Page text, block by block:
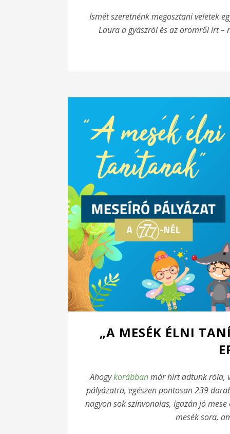
Ismét szeretnénk megosztani veletek
Laura a gyászról és az örömről írt –
„A MESÉK ÉLNI
Ahogykorábbanmár hírt adtunk róla,
pályázatra, egészen pontosan 239
nagyon sok színvonalas, igazán jó
mesék sora,